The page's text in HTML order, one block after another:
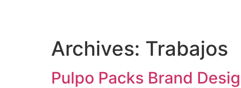
Archives: Trabajos
Pulpo Packs Brand